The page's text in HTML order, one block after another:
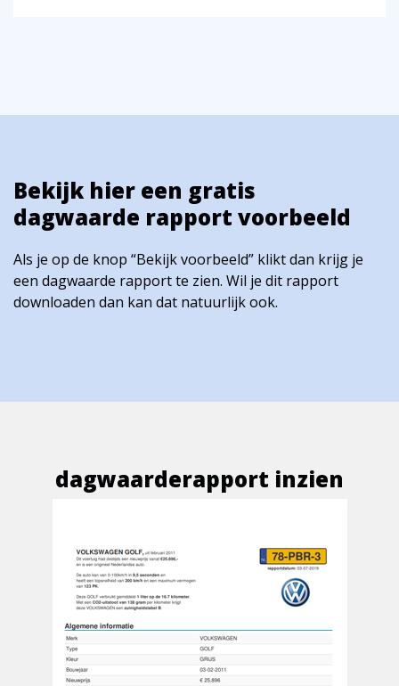
Bekijk hier een gratis
dagwaarde rapport voorbeeld
Als je op de knop “Bekijk voorbeeld” klikt dan krijg je
een dagwaarde rapport te zien. Wil je dit rapport
downloaden dan kan dat natuurlijk ook.
dagwaarderapport inzien